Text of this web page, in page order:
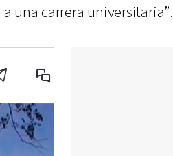
una carrera universitaria”.